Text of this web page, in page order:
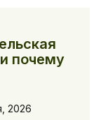
почему
2026